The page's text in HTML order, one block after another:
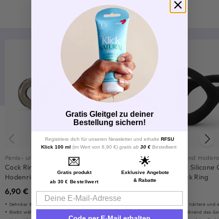
ÄHNLICHE PRODUKTE
P
enis- und Hodensackringe
Cock Ring und
Hodenriemen
6,90 €
Dehnbar & flexibel
Bleibt während des Gebrauchs an seinem Platz
Erektionsring für Penis &
Hoden
7,90€
Flexible Silicone
Ball Sack Ring
8,90€
Stärkere, härtere und
Bleibt während des Gebrauchs
Gratis Gleitgel zu deiner
Bestellung sichern!
Registriere dich für unseren Newsletter und erhalte RFSU
Klick 100 ml (im Wert von 6,90 €) gratis ab 30 € Bestellwert.
💌
Gratis produkt
ab 30 € Bestellwert
🌟
Exklusive Angebote
& Rabatte
Email